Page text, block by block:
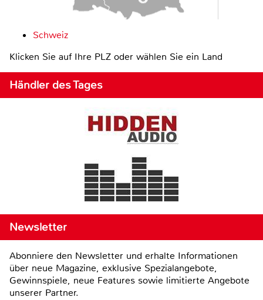
Schweiz
Klicken Sie auf Ihre PLZ oder wählen Sie ein Land
Händler des Tages
Newsletter
Abonniere den Newsletter und erhalte Informationen
über neue Magazine, exklusive Spezialangebote,
Gewinnspiele, neue Features sowie limitierte Angebote
unserer Partner.